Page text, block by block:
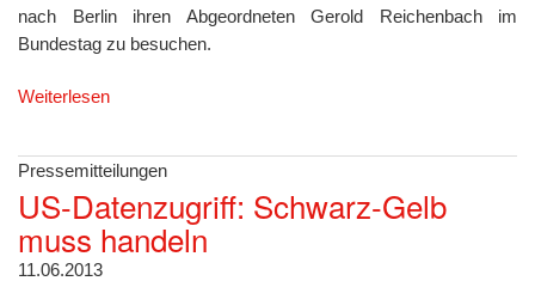
nach Berlin ihren Abgeordneten Gerold Reichenbach im
Bundestag zu besuchen.
Weiterlesen
Pressemitteilungen
US-Datenzugriff: Schwarz-Gelb
muss handeln
11.06.2013